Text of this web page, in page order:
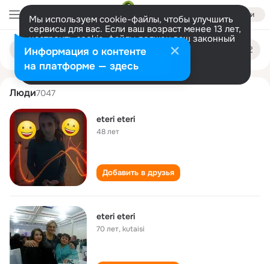
Войти
Мы используем cookie-файлы, чтобы улучшить
сервисы для вас. Если ваш возраст менее 13 лет,
настроить cookie-файлы должен ваш законный
представитель. Больше информации
Разрешить все Настроить
Поиск
людям
eteri eteri
Люди7047
eteri eteri
48 лет
Добавить в друзья
eteri eteri
70 лет,kutaisi
Информация о контенте
на платформе — здесь